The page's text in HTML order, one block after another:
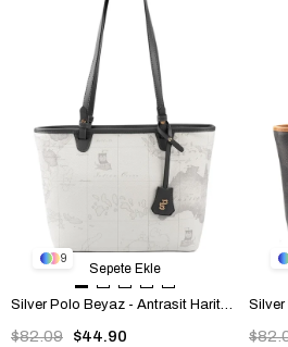
9
Silver Polo Beyaz - Antrasit Harita Kadın Omuz Çantası SP1204
$44.90
$82.09
Sepete Ekle